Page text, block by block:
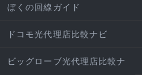
ぼくの回線ガイド
ドコモ光代理店比較ナビ
ビッグローブ光代理店比較ナ